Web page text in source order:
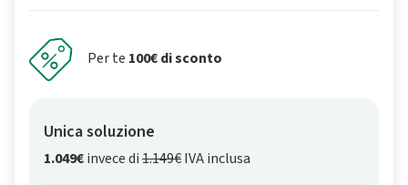
Per te 100€ di sconto
Unica soluzione
1.049€invece di1.149€IVA inclusa